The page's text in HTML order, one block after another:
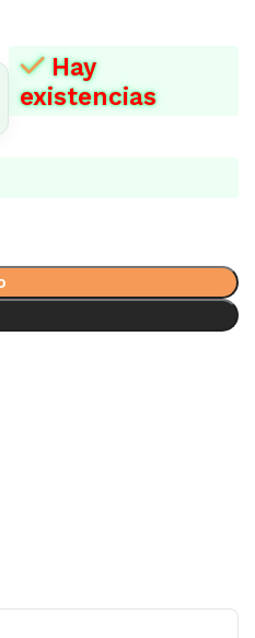
Hay
existencias